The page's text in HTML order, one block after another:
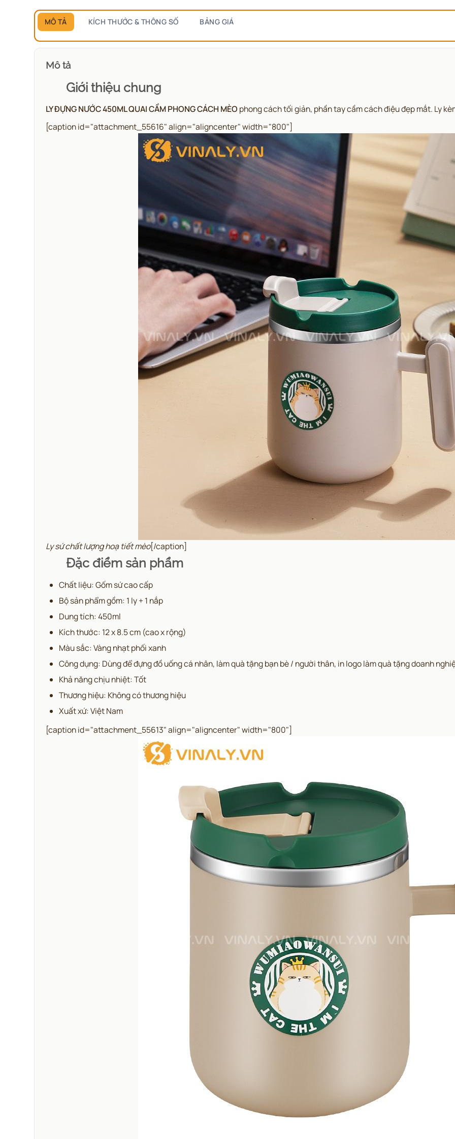
MÔ TẢ KÍCH THƯỚC & THÔNG SỐ BẢNG GIÁ
Mô tả
Giới thiệu chung
LY ĐỰNG NƯỚC 450ML QUAI CẦM PHONG CÁCH MÈOphong cách tối giản, phần tay cầm cách điệu đẹp mắt. Ly
[caption id="attachment_55616" align="aligncenter" width="800"]
Ly sứ chất lượng hoạ tiết mèo[/caption]
Đặc điểm sản phẩm
Chất liệu: Gốm sứ cao cấp
Bộ sản phẩm gồm: 1 ly + 1 nắp
Dung tích: 450ml
Kích thước: 12 x 8.5 cm (cao x rộng)
Màu sắc: Vàng nhạt phối xanh
Công dụng: Dùng để đựng đồ uống cá nhân, làm quà tặng bạn bè / người thân, in logo làm quà tặng doanh
Khả năng chịu nhiệt: Tốt
Thương hiệu: Không có thương hiệu
Xuất xứ: Việt Nam
[caption id="attachment_55613" align="aligncenter" width="800"]